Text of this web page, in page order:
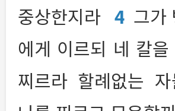
중상한지라 4 그가
에게 이르되 네 칼
찌르라 할례없는